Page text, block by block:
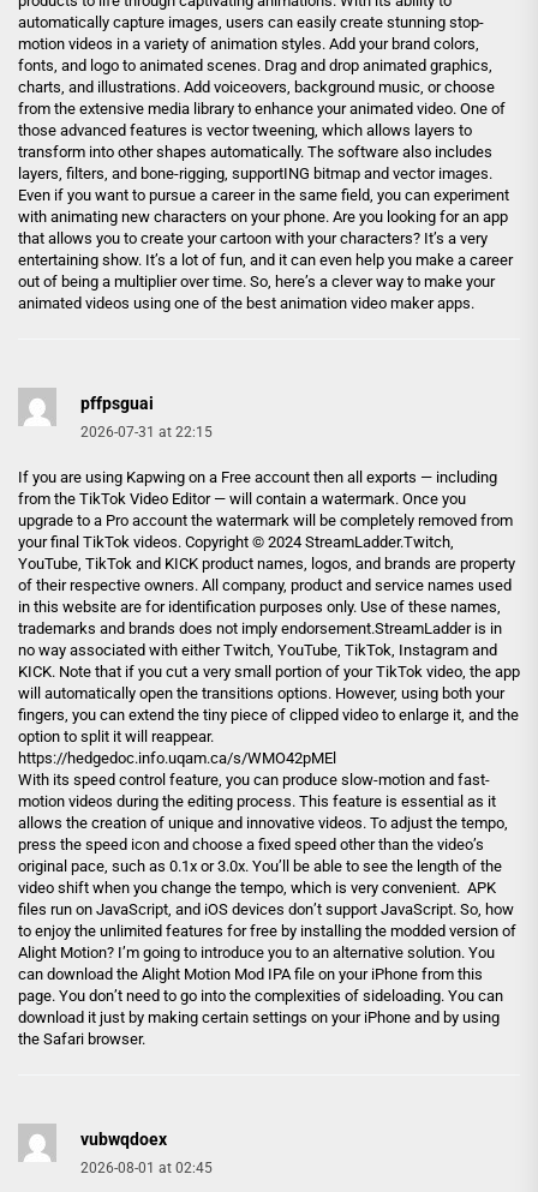
automatically capture images, users can easily create stunning stop-
motion videos in a variety of animation styles. Add your brand colors,
fonts, and logo to animated scenes. Drag and drop animated graphics,
charts, and illustrations. Add voiceovers, background music, or choose
from the extensive media library to enhance your animated video. One of
those advanced features is vector tweening, which allows layers to
transform into other shapes automatically. The software also includes
layers, filters, and bone-rigging, supportING bitmap and vector images.
Even if you want to pursue a career in the same field, you can experiment
with animating new characters on your phone. Are you looking for an app
that allows you to create your cartoon with your characters? It’s a very
entertaining show. It’s a lot of fun, and it can even help you make a career
out of being a multiplier over time. So, here’s a clever way to make your
animated videos using one of the best animation video maker apps.
pffpsguai
2026-07-31 at 22:15
If you are using Kapwing on a Free account then all exports — including
from the TikTok Video Editor — will contain a watermark. Once you
upgrade to a Pro account the watermark will be completely removed from
your final TikTok videos. Copyright © 2024 StreamLadder.Twitch,
YouTube, TikTok and KICK product names, logos, and brands are property
of their respective owners. All company, product and service names used
in this website are for identification purposes only. Use of these names,
trademarks and brands does not imply endorsement.StreamLadder is in
no way associated with either Twitch, YouTube, TikTok, Instagram and
KICK. Note that if you cut a very small portion of your TikTok video, the app
will automatically open the transitions options. However, using both your
fingers, you can extend the tiny piece of clipped video to enlarge it, and the
option to split it will reappear.
https://hedgedoc.info.uqam.ca/s/WMO42pMEl
With its speed control feature, you can produce slow-motion and fast-
motion videos during the editing process. This feature is essential as it
allows the creation of unique and innovative videos. To adjust the tempo,
press the speed icon and choose a fixed speed other than the video’s
original pace, such as 0.1x or 3.0x. You’ll be able to see the length of the
video shift when you change the tempo, which is very convenient. APK
files run on JavaScript, and iOS devices don’t support JavaScript. So, how
to enjoy the unlimited features for free by installing the modded version of
Alight Motion? I’m going to introduce you to an alternative solution. You
can download the Alight Motion Mod IPA file on your iPhone from this
page. You don’t need to go into the complexities of sideloading. You can
download it just by making certain settings on your iPhone and by using
the Safari browser.
vubwqdoex
2026-08-01 at 02:45